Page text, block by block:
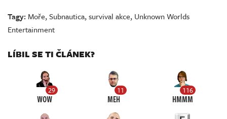
Tagy: Moře,Subnautica,survival akce, Unknown Worlds
Entertainment
LÍBIL SE TI ČLÁNEK?
29
WOW
11
MEH
116
HMMM